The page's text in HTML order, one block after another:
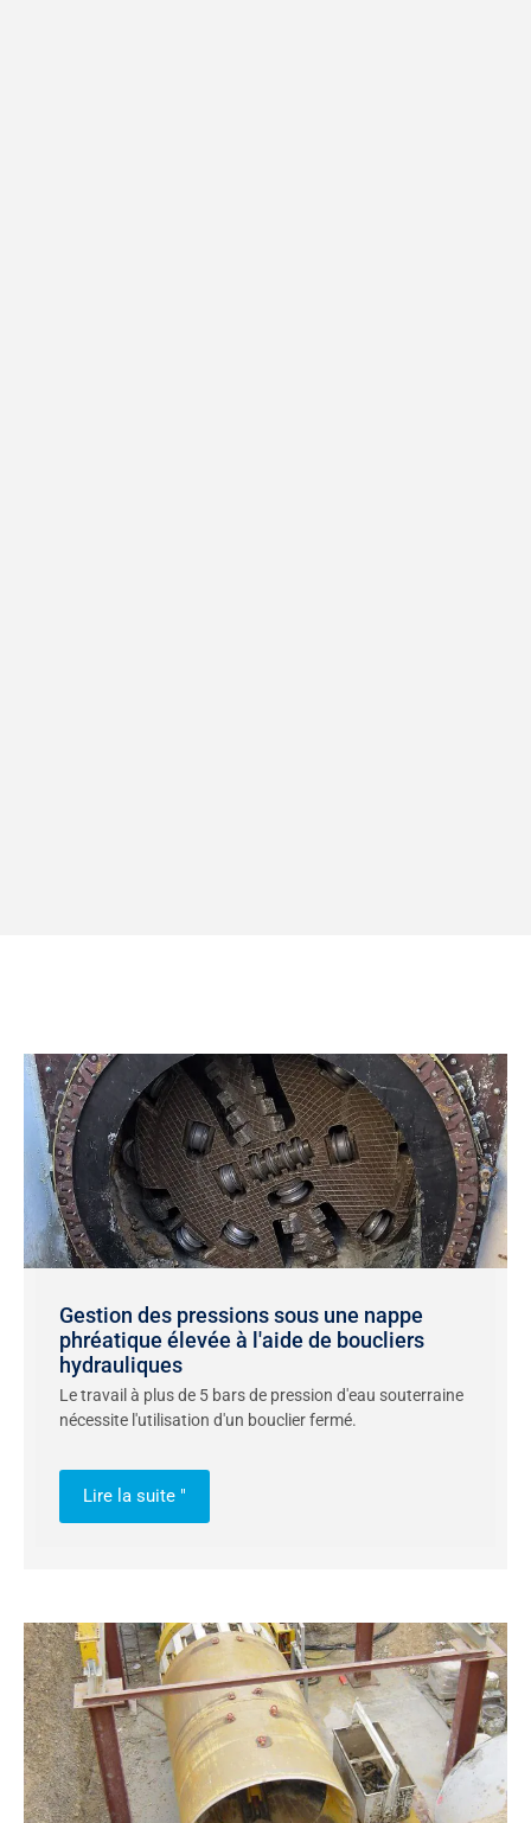
Gestion des pressions sous une nappe
phréatique élevée à l'aide de boucliers
hydrauliques
Le travail à plus de 5 bars de pression d'eau souterraine
nécessite l'utilisation d'un bouclier fermé.
Lire la suite "